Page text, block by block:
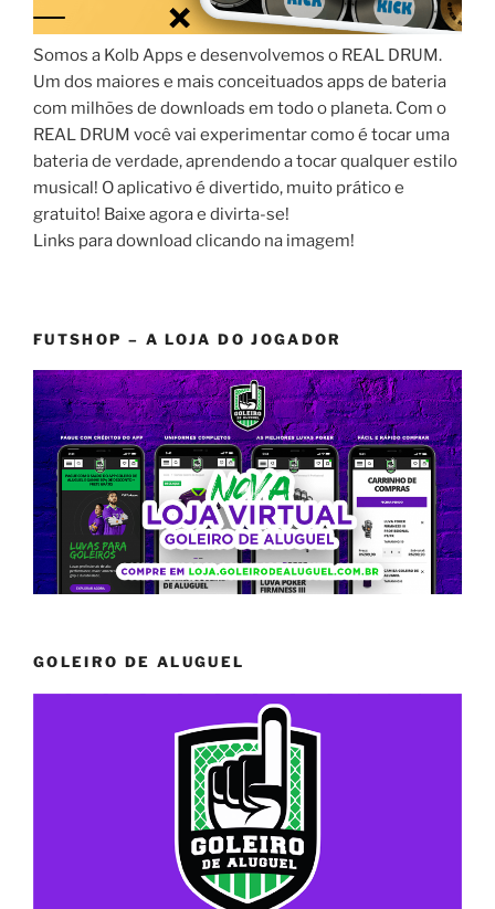
Somos a Kolb Apps e desenvolvemos o REAL DRUM.
Um dos maiores e mais conceituados apps de bateria
com milhões de downloads em todo o planeta. Com o
REAL DRUM você vai experimentar como é tocar uma
bateria de verdade, aprendendo a tocar qualquer estilo
musical! O aplicativo é divertido, muito prático e
gratuito! Baixe agora e divirta-se!
Links para download clicando na imagem!
FUTSHOP – A LOJA DO JOGADOR
GOLEIRO DE ALUGUEL